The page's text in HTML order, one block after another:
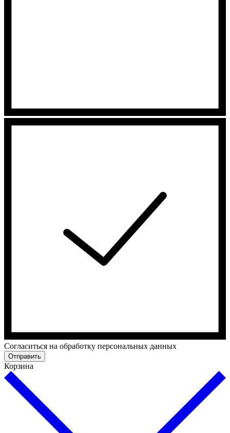
Cогласиться на обработку персональных данных
Отправить
Корзина